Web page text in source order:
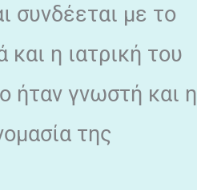
συνδέεται με το
η ιατρική του
ήταν γνωστή και η
της